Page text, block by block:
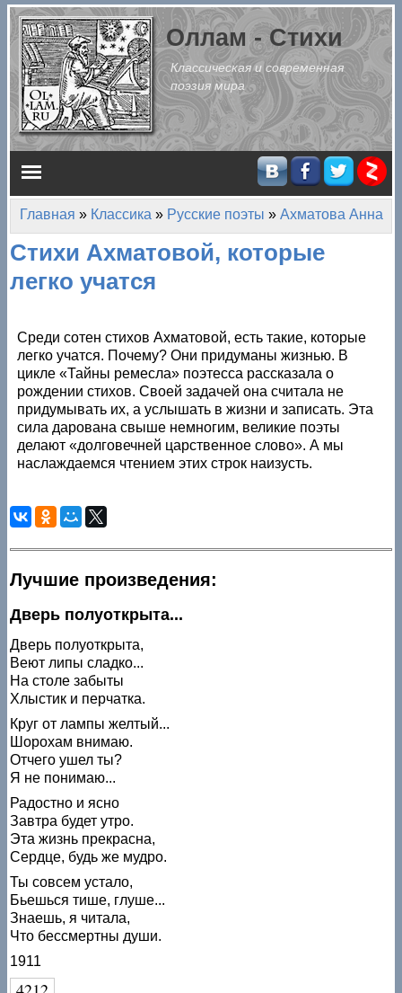
Перейти к основному содержанию
Оллам - Стихи
Классическая и современная
поэзия мира
Главное меню
Вы здесь
Главная » Классика » Русские поэты » Ахматова Анна
Стихи Ахматовой, которые
легко учатся
Среди сотен стихов Ахматовой, есть такие, которые
легко учатся. Почему? Они придуманы жизнью. В
цикле «Тайны ремесла» поэтесса рассказала о
рождении стихов. Своей задачей она считала не
придумывать их, а услышать в жизни и записать. Эта
сила дарована свыше немногим, великие поэты
делают «долговечней царственное слово». А мы
наслаждаемся чтением этих строк наизусть.
Лучшие произведения:
Дверь полуоткрыта...
Дверь полуоткрыта,
Веют липы сладко...
На столе забыты
Хлыстик и перчатка.
Круг от лампы желтый...
Шорохам внимаю.
Отчего ушел ты?
Я не понимаю...
Радостно и ясно
Завтра будет утро.
Эта жизнь прекрасна,
Сердце, будь же мудро.
Ты совсем устало,
Бьешься тише, глуше...
Знаешь, я читала,
Что бессмертны души.
1911